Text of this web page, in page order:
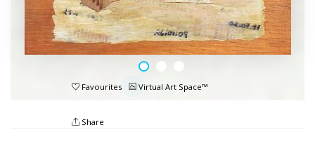
Favourites Virtual Art Space™
Share